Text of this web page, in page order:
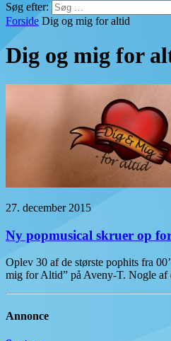
Søg efter:
Forside Dig og mig for altid
Dig og mig for
27. december 2015
Ny popmusical skruer op
Oplev 30 af de største pophits fra
mig for Altid” på Aveny-T. Nogle af
Annonce